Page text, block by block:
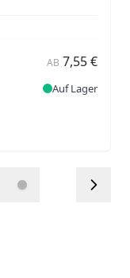
AB 7,55 €
Auf Lager